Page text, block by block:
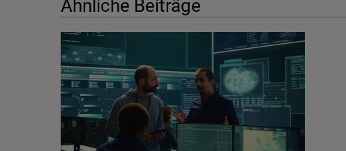
Ähnliche Beiträge